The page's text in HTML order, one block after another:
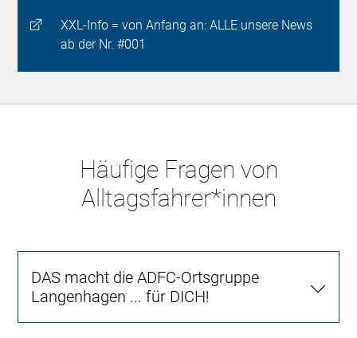
XXL-Info = von Anfang an: ALLE unsere News
ab der Nr. #001
Häufige Fragen von
Alltagsfahrer*innen
DAS macht die ADFC-Ortsgruppe
Langenhagen ... für DICH!